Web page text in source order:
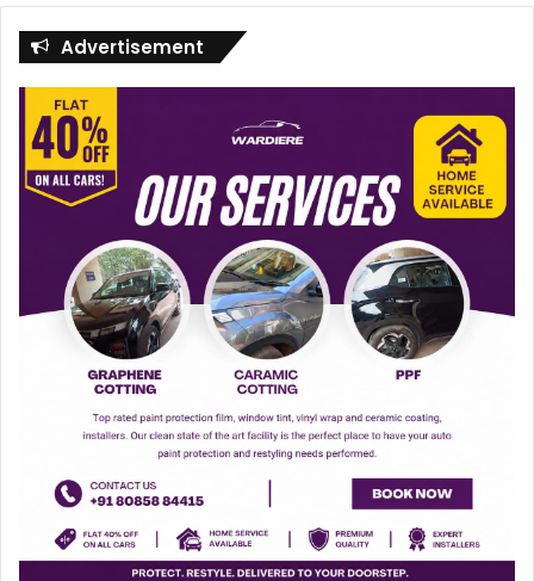
Advertisement